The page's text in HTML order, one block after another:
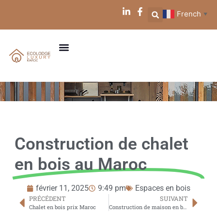
French ▼
Construction de chalet
en bois au Maroc
février 11, 2025 9:49 pm Espaces en bois
PRÉCÉDENT
Chalet en bois prix Maroc
SUIVANT
Construction de maison en bois au Maroc